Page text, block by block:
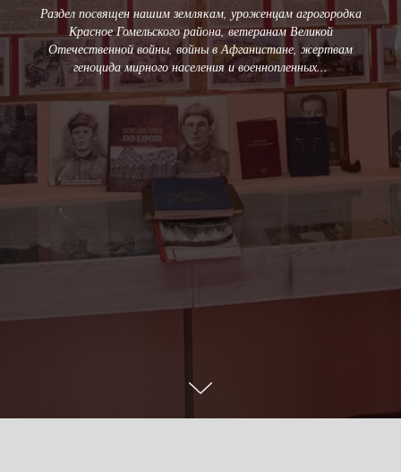
Раздел посвящен нашим землякам, уроженцам агрогородка
Красное Гомельского района, ветеранам Великой
Отечественной войны, войны в Афганистане, жертвам
геноцида мирного населения и военнопленных...